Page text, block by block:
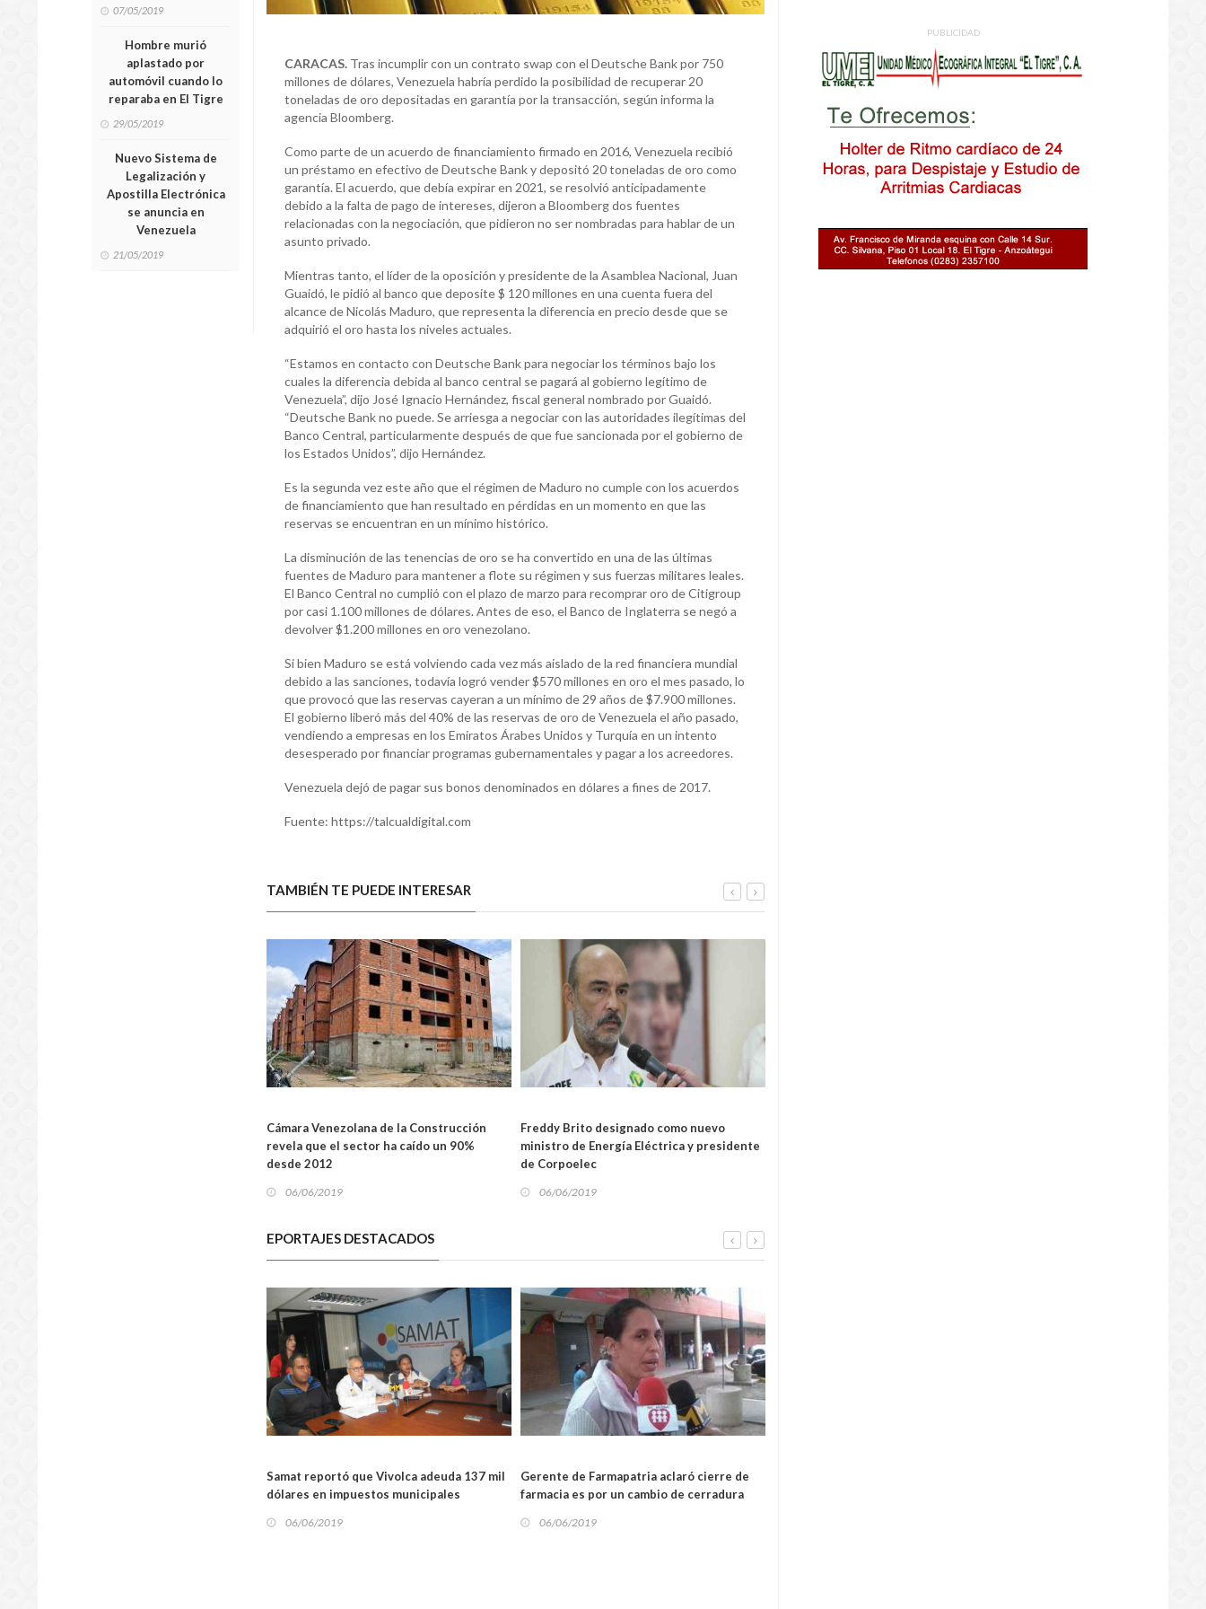
07/05/2019
Hombre murió
aplastado por
automóvil cuando lo
reparaba en El Tigre
29/05/2019
Nuevo Sistema de
Legalización y
Apostilla Electrónica
se anuncia en
Venezuela
21/05/2019
CARACAS. Tras incumplir con un contrato swap con el Deutsche Bank por 750
millones de dólares, Venezuela habría perdido la posibilidad de recuperar 20
toneladas de oro depositadas en garantía por la transacción, según informa la
agencia Bloomberg.
Como parte de un acuerdo de financiamiento firmado en 2016, Venezuela recibió
un préstamo en efectivo de Deutsche Bank y depositó 20 toneladas de oro como
garantía. El acuerdo, que debía expirar en 2021, se resolvió anticipadamente
debido a la falta de pago de intereses, dijeron a Bloomberg dos fuentes
relacionadas con la negociación, que pidieron no ser nombradas para hablar de un
asunto privado.
Mientras tanto, el líder de la oposición y presidente de la Asamblea Nacional, Juan
Guaidó, le pidió al banco que deposite $ 120 millones en una cuenta fuera del
alcance de Nicolás Maduro, que representa la diferencia en precio desde que se
adquirió el oro hasta los niveles actuales.
“Estamos en contacto con Deutsche Bank para negociar los términos bajo los
cuales la diferencia debida al banco central se pagará al gobierno legítimo de
Venezuela”, dijo José Ignacio Hernández, fiscal general nombrado por Guaidó.
“Deutsche Bank no puede. Se arriesga a negociar con las autoridades ilegítimas del
Banco Central, particularmente después de que fue sancionada por el gobierno de
los Estados Unidos”, dijo Hernández.
Es la segunda vez este año que el régimen de Maduro no cumple con los acuerdos
de financiamiento que han resultado en pérdidas en un momento en que las
reservas se encuentran en un mínimo histórico.
La disminución de las tenencias de oro se ha convertido en una de las últimas
fuentes de Maduro para mantener a flote su régimen y sus fuerzas militares leales.
El Banco Central no cumplió con el plazo de marzo para recomprar oro de Citigroup
por casi 1.100 millones de dólares. Antes de eso, el Banco de Inglaterra se negó a
devolver $1.200 millones en oro venezolano.
Si bien Maduro se está volviendo cada vez más aislado de la red financiera mundial
debido a las sanciones, todavía logró vender $570 millones en oro el mes pasado, lo
que provocó que las reservas cayeran a un mínimo de 29 años de $7.900 millones.
El gobierno liberó más del 40% de las reservas de oro de Venezuela el año pasado,
vendiendo a empresas en los Emiratos Árabes Unidos y Turquía en un intento
desesperado por financiar programas gubernamentales y pagar a los acreedores.
Venezuela dejó de pagar sus bonos denominados en dólares a fines de 2017.
Fuente: https://talcualdigital.com
TAMBIÉN TE PUEDE INTERESAR
Cámara Venezolana de la Construcción
revela que el sector ha caído un 90%
desde 2012
06/06/2019
Freddy Brito designado como nuevo
ministro de Energía Eléctrica y presidente
de Corpoelec
06/06/2019
EPORTAJES DESTACADOS
Samat reportó que Vivolca adeuda 137 mil
dólares en impuestos municipales
06/06/2019
LOCAL
Gerente de Farmapatria aclaró cierre de
farmacia es por un cambio de cerradura
06/06/2019
PUBLICIDAD